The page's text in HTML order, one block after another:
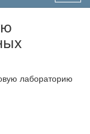
лабораторию